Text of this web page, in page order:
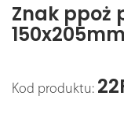
Znak ppoż
Kod produktu: